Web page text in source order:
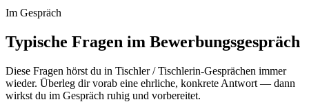
Im Gespräch
Typische Fragen im Bewerbungsgespräch
Diese Fragen hörst du in Tischler / Tischlerin-Gesprächen immer
wieder. Überleg dir vorab eine ehrliche, konkrete Antwort — dann
wirkst du im Gespräch ruhig und vorbereitet.